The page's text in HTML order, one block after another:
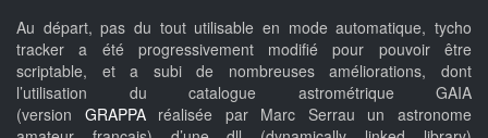
Au départ, pas du tout utilisable en mode automatique, tycho
tracker a été progressivement modifié pour pouvoir être
scriptable, et a subi de nombreuses améliorations, dont
l’utilisation du catalogue astrométrique GAIA
(version GRAPPA réalisée par Marc Serrau un astronome